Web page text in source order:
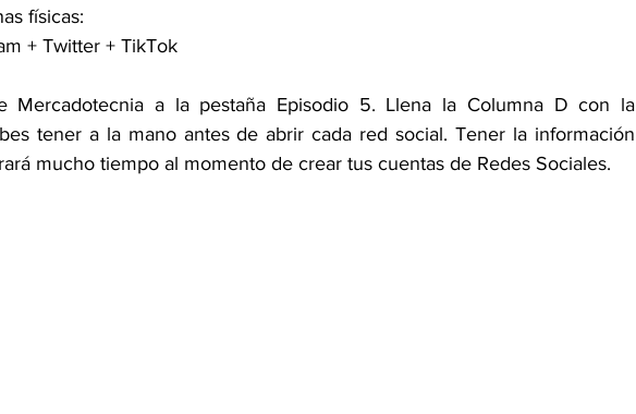
físicas:
+ Twitter + TikTok
a la pestaña Episodio 5. Llena la Columna D con la
tener a la mano antes de abrir cada red social. Tener la información
mucho tiempo al momento de crear tus cuentas de Redes Sociales.